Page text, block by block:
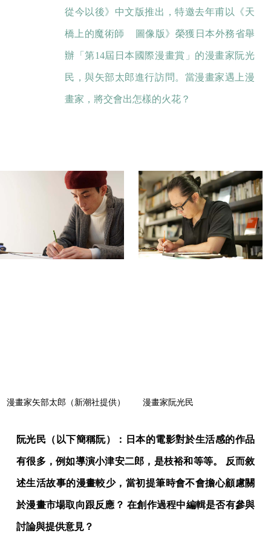
從今以後》中文版推出，特邀去年甫以《天
橋上的魔術師 圖像版》榮獲日本外務省舉
辦「第14屆日本國際漫畫賞」的漫畫家阮光
民，與矢部太郎進行訪問。當漫畫家遇上漫
畫家，將交會出怎樣的火花？
漫畫家矢部太郎（新潮社提供） 漫畫家阮光民
阮光民（以下簡稱阮）：日本的電影對於生活感的作品
有很多，例如導演小津安二郎，是枝裕和等等。 反而敘
述生活故事的漫畫較少，當初提筆時會不會擔心顧慮關
於漫畫市場取向跟反應？ 在創作過程中編輯是否有參與
討論與提供意見？